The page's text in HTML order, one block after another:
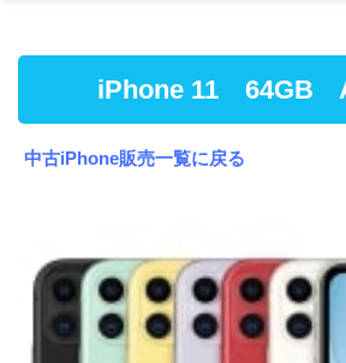
iPhone 11 64GB
中古iPhone販売一覧に戻る